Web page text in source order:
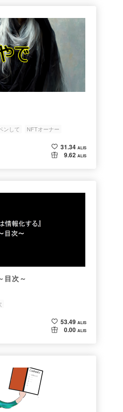
ンして NFTオーナー
31.34 ALIS
9.62 ALIS
目次～
53.49 ALIS
0.00 ALIS